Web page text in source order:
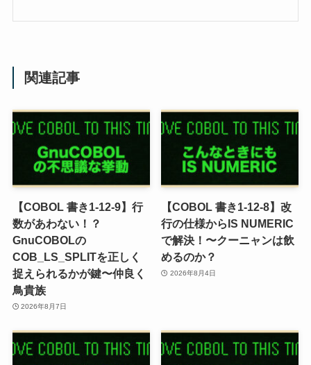
関連記事
【COBOL 書き1-12-9】行
数があわない！？
GnuCOBOLの
COB_LS_SPLITを正しく
捉えられるかが鍵〜仲良く
鳥貴族
2026年8月7日
【COBOL 書き1-12-8】改
行の仕様からIS NUMERIC
で解決！〜クーニャンは飲
めるのか？
2026年8月4日